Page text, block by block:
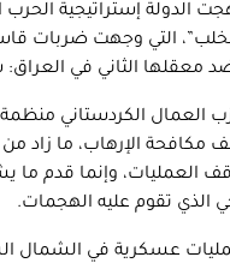
الفاشل صيف 2016، انتهجت الدولة
التي وجهت ضربات
الثاني في العراق:
العراق أن حزب العمال
الإرهاب، ما زاد من
العمليات، وإنما قدم ما
الذي تقوم عليه الهجمات.
عسكرية في الشمال